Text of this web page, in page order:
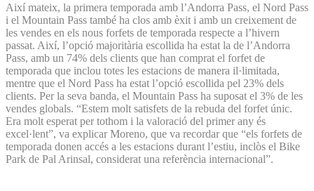
Així mateix, la primera temporada amb l’Andorra Pass, el Nord Pass
i el Mountain Pass també ha clos amb èxit i amb un creixement de
les vendes en els nous forfets de temporada respecte a l’hivern
passat. Així, l’opció majoritària escollida ha estat la de l’Andorra
Pass, amb un 74% dels clients que han comprat el forfet de
temporada que inclou totes les estacions de manera il·limitada,
mentre que el Nord Pass ha estat l’opció escollida pel 23% dels
clients. Per la seva banda, el Mountain Pass ha suposat el 3% de les
vendes globals. “Estem molt satisfets de la rebuda del forfet únic.
Era molt esperat per tothom i la valoració del primer any és
excel·lent”, va explicar Moreno, que va recordar que “els forfets de
temporada donen accés a les estacions durant l’estiu, inclòs el Bike
Park de Pal Arinsal, considerat una referència internacional”.